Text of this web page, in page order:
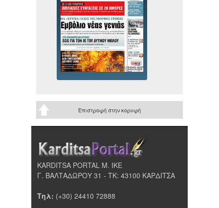
Επιστροφή στην κορυφή
KARDITSA PORTAL Μ. ΙΚΕ
Γ. ΒΑΛΤΑΔΩΡΟΥ 31 - ΤΚ: 43100 ΚΑΡΔΙΤΣΑ
Τηλ: (+30) 24410 72888